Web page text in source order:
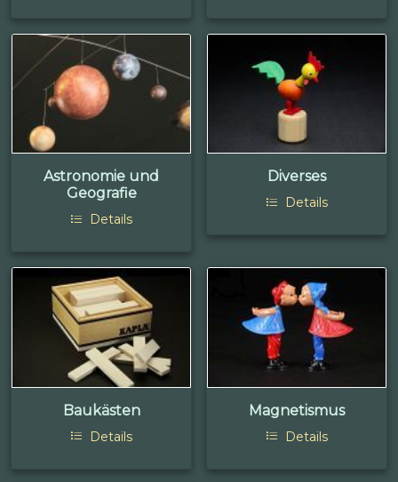
Astronomie und
Geografie
Details
Diverses
Details
Baukästen
Details
Magnetismus
Details